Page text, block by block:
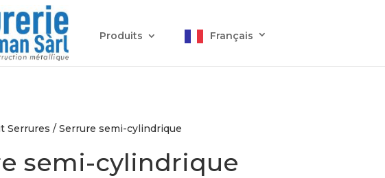
Produits Français
Serrures / Serrure semi-cylindrique
semi-cylindrique